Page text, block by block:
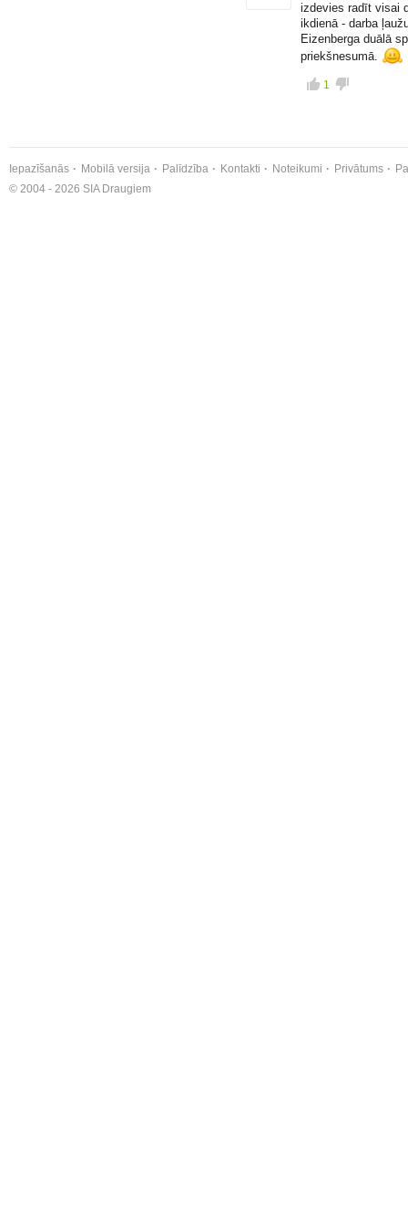
izdevies radīt visai
ikdienā - darba
Eizenberga duālā
priekšnesumā.
1
Iepazīšanās Mobilā versija Palīdzība Kontakti Noteikumi Privātums
© 2004 - 2026 SIA Draugiem